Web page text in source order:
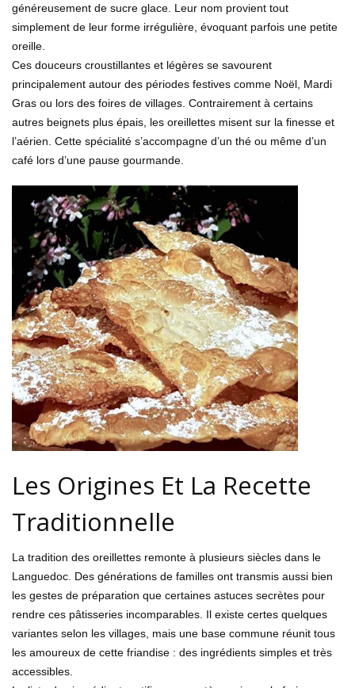
généreusement de sucre glace. Leur nom provient tout
simplement de leur forme irrégulière, évoquant parfois une petite
oreille.
Ces douceurs croustillantes et légères se savourent
principalement autour des périodes festives comme Noël, Mardi
Gras ou lors des foires de villages. Contrairement à certains
autres beignets plus épais, les oreillettes misent sur la finesse et
l’aérien. Cette spécialité s’accompagne d’un thé ou même d’un
café lors d’une pause gourmande.
Les Origines Et La Recette
Traditionnelle
La tradition des oreillettes remonte à plusieurs siècles dans le
Languedoc. Des générations de familles ont transmis aussi bien
les gestes de préparation que certaines astuces secrètes pour
rendre ces pâtisseries incomparables. Il existe certes quelques
variantes selon les villages, mais une base commune réunit tous
les amoureux de cette friandise : des ingrédients simples et très
accessibles.